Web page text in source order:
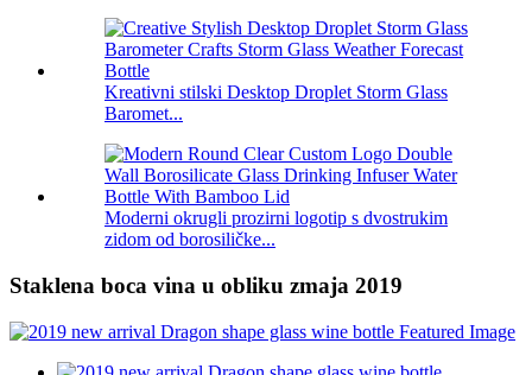
Kreativni stilski Desktop Droplet Storm Glass
Baromet...
Moderni okrugli prozirni logotip s dvostrukim
zidom od borosiličke...
Staklena boca vina u obliku zmaja 2019